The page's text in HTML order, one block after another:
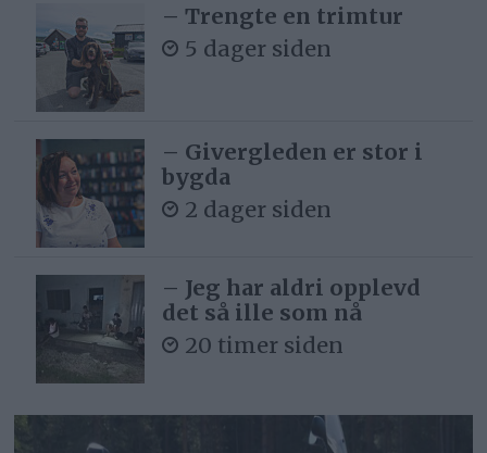
– Trengte en trimtur
5 dager siden
– Givergleden er stor i
bygda
2 dager siden
– Jeg har aldri opplevd
det så ille som nå
20 timer siden